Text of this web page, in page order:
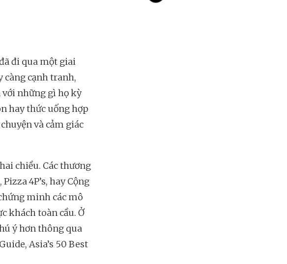
đi qua một giai
càng cạnh tranh,
những gì họ kỳ
hay thức uống hợp
và cảm giác
chiều. Các thương
4P’s, hay Cộng
minh các mô
khách toàn cầu. Ở
ý hơn thông qua
Asia’s 50 Best